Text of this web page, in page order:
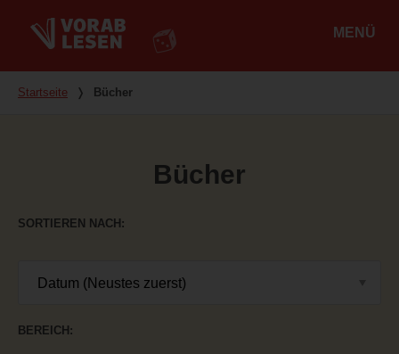
MENÜ
Du bist hier
Startseite ❭ Bücher
Bücher
SORTIEREN NACH
BEREICH